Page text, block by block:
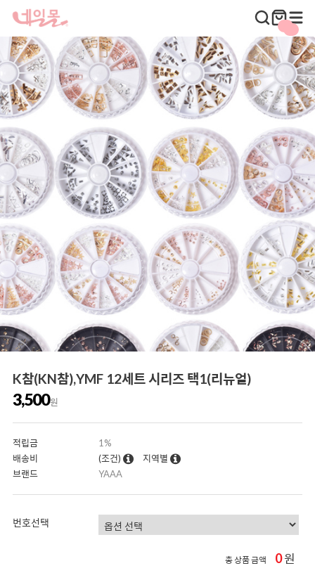
K참(KN참),YMF 12세트 시리즈 택1(리뉴얼)
3,500원
적립금
1%
배송비
(조건)
지역별
브랜드
YAAA
번호선택
총 상품 금액 0원